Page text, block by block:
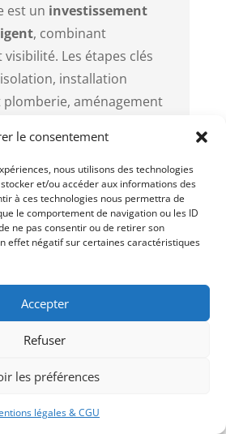
le consentement
nous utilisons des technologies
et/ou accéder aux informations des
à ces technologies nous permettra de
le comportement de navigation ou les ID
ne pas consentir ou de retirer son
effet négatif sur certaines caractéristiques
Accepter
Refuser
les préférences
légales & CGU
est un investissement
, combinant
Les étapes clés
installation
aménagement
en quelques
concrétiser ce projet,
chaudronnerie
vous
garantissant un résultat
professionnel.
bar mobile :
la restauration
Flexibilité, personnalisation
high cube
et intégration